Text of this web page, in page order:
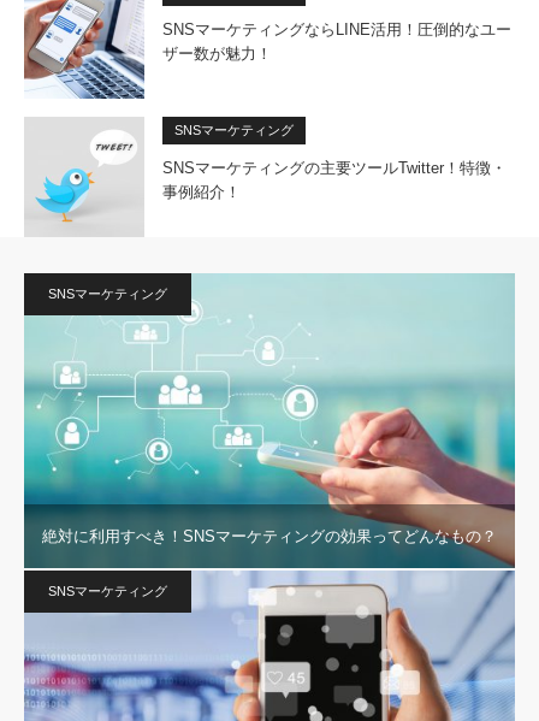
SNSマーケティングならLINE活用！圧倒的なユー
ザー数が魅力！
SNSマーケティング
SNSマーケティングの主要ツールTwitter！特徴・
事例紹介！
SNSマーケティング
絶対に利用すべき！SNSマーケティングの効果ってどんなもの？
SNSマーケティング